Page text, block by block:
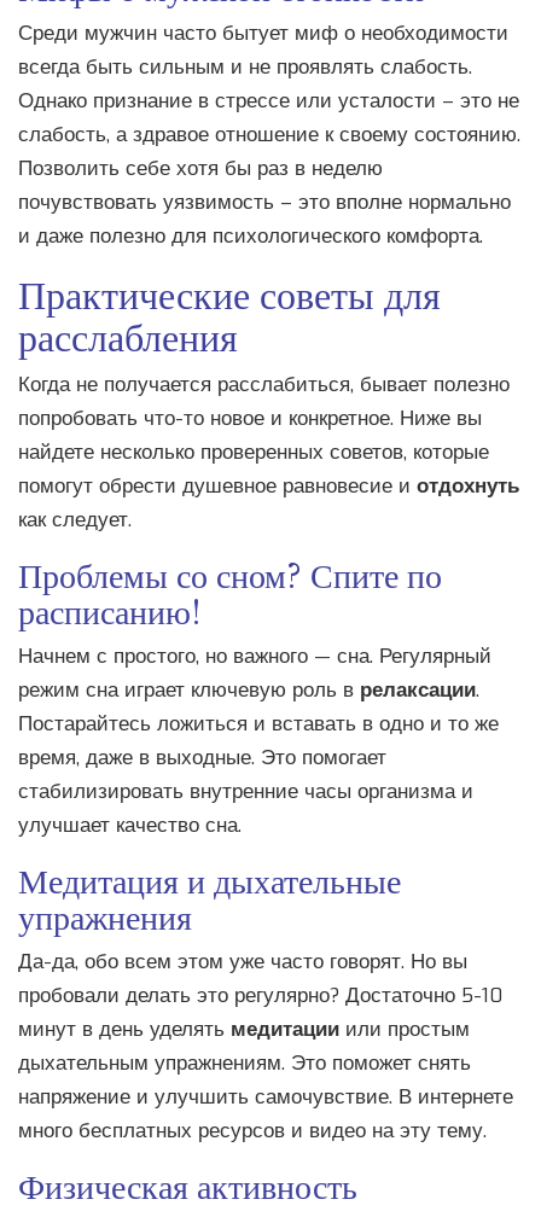
Среди мужчин часто бытует миф о необходимости
всегда быть сильным и не проявлять слабость.
Однако признание в стрессе или усталости – это не
слабость, а здравое отношение к своему состоянию.
Позволить себе хотя бы раз в неделю
почувствовать уязвимость – это вполне нормально
и даже полезно для психологического комфорта.
Практические советы для
расслабления
Когда не получается расслабиться, бывает полезно
попробовать что-то новое и конкретное. Ниже вы
найдете несколько проверенных советов, которые
помогут обрести душевное равновесие и отдохнуть
как следует.
Проблемы со сном? Спите по
расписанию!
Начнем с простого, но важного — сна. Регулярный
режим сна играет ключевую роль в релаксации.
Постарайтесь ложиться и вставать в одно и то же
время, даже в выходные. Это помогает
стабилизировать внутренние часы организма и
улучшает качество сна.
Медитация и дыхательные
упражнения
Да-да, обо всем этом уже часто говорят. Но вы
пробовали делать это регулярно? Достаточно 5-10
минут в день уделять медитации или простым
дыхательным упражнениям. Это поможет снять
напряжение и улучшить самочувствие. В интернете
много бесплатных ресурсов и видео на эту тему.
Физическая активность